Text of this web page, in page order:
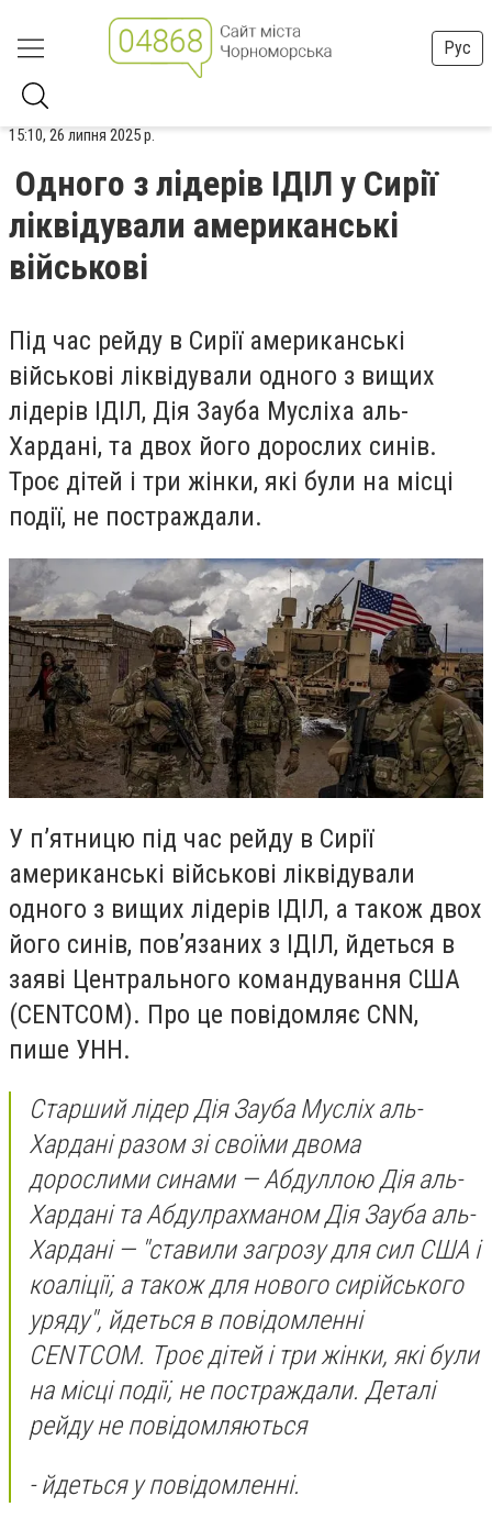
Рус
15:10, 26 липня 2025 р.
Одного з лідерів ІДІЛ у Сирії
ліквідували американські
військові
Під час рейду в Сирії американські
військові ліквідували одного з вищих
лідерів ІДІЛ, Дія Зауба Мусліха аль-
Хардані, та двох його дорослих синів.
Троє дітей і три жінки, які були на місці
події, не постраждали.
У п’ятницю під час рейду в Сирії
американські військові ліквідували
одного з вищих лідерів ІДІЛ, а також двох
його синів, пов’язаних з ІДІЛ, йдеться в
заяві Центрального командування США
(CENTCOM). Про це повідомляє CNN,
пише УНН.
Старший лідер Дія Зауба Мусліх аль-
Хардані разом зі своїми двома
дорослими синами — Абдуллою Дія аль-
Хардані та Абдулрахманом Дія Зауба аль-
Хардані — "ставили загрозу для сил США і
коаліції, а також для нового сирійського
уряду", йдеться в повідомленні
CENTCOM. Троє дітей і три жінки, які були
на місці події, не постраждали. Деталі
рейду не повідомляються
- йдеться у повідомленні.